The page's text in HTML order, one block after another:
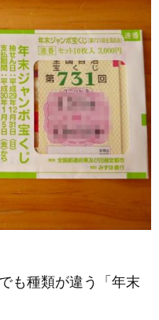
も種類が違う「年末